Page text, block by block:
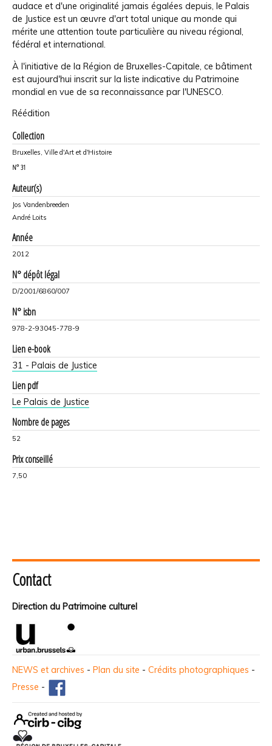
audace et d'une originalité jamais égalées depuis, le Palais
de Justice est un œuvre d'art total unique au monde qui
mérite une attention toute particulière au niveau régional,
fédéral et international.
À l'initiative de la Région de Bruxelles-Capitale, ce bâtiment
est aujourd'hui inscrit sur la liste indicative du Patrimoine
mondial en vue de sa reconnaissance par l'UNESCO.
Réédition
Collection
Bruxelles, Ville d'Art et d'Histoire
N° 31
Auteur(s)
Jos Vandenbreeden
André Loits
Année
2012
N° dépôt légal
D/2001/6860/007
N° isbn
978-2-93045-778-9
Lien e-book
31 - Palais de Justice
Lien pdf
Le Palais de Justice
Nombre de pages
52
Prix conseillé
7,50
Contact
Direction du Patrimoine culturel
NEWS et archives - Plan du site - Crédits photographiques -
Presse -